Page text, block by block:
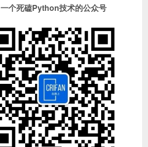
一个死磕Python技术的公众号